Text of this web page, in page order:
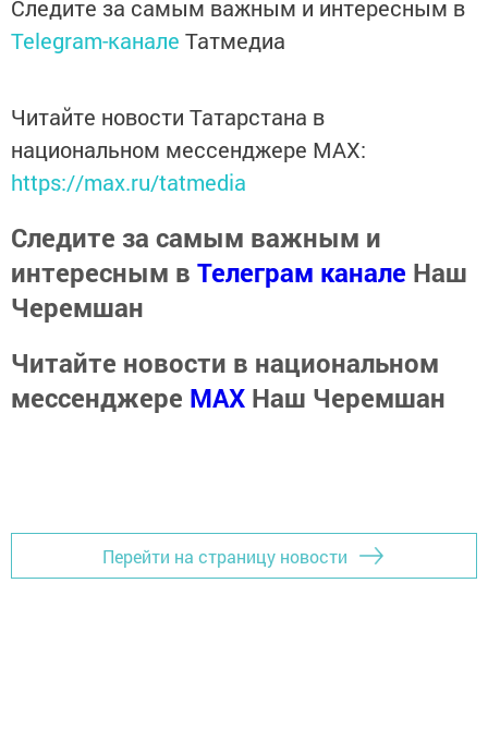
Следите за самым важным и интересным в
Telegram-канале Татмедиа
Читайте новости Татарстана в
национальном мессенджере MАХ:
https://max.ru/tatmedia
Следите за самым важным и
интересным в Телеграм канале Наш
Черемшан
Читайте новости в национальном
мессенджере MАХ Наш Черемшан
Перейти на страницу новости